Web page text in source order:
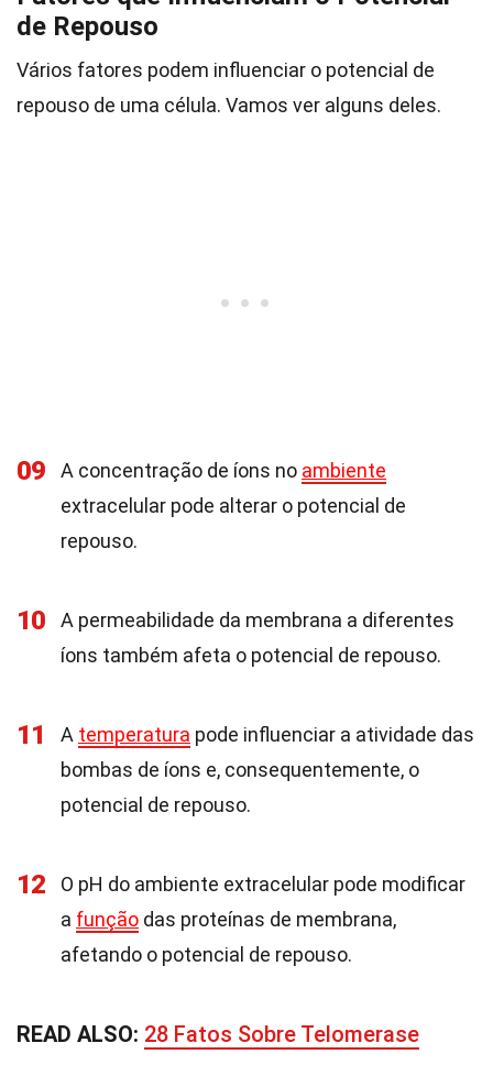
de Repouso
Vários fatores podem influenciar o potencial de
repouso de uma célula. Vamos ver alguns deles.
09 A concentração de íons no ambiente
extracelular pode alterar o potencial de
repouso.
10
A permeabilidade da membrana a diferentes
íons também afeta o potencial de repouso.
11 A temperatura pode influenciar a atividade das
bombas de íons e, consequentemente, o
potencial de repouso.
12
O pH do ambiente extracelular pode modificar
a função das proteínas de membrana,
afetando o potencial de repouso.
READ ALSO: 28 Fatos Sobre Telomerase